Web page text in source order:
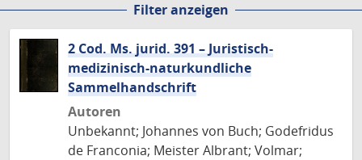
Filter anzeigen
2 Cod. Ms. jurid. 391 – Juristisch-
medizinisch-naturkundliche
Sammelhandschrift
Autoren
Unbekannt; Johannes von Buch; Godefridus
de Franconia; Meister Albrant; Volmar;